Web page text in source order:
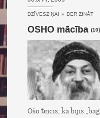
DZĪVESZIŅAI » DER ZINĀT
OSHO mācība (10)
Ošo teicis, ka bijis